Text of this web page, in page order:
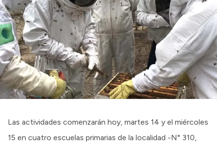
Las actividades comenzarán hoy, martes 14 y el miércoles
15 en cuatro escuelas primarias de la localidad -N° 310,